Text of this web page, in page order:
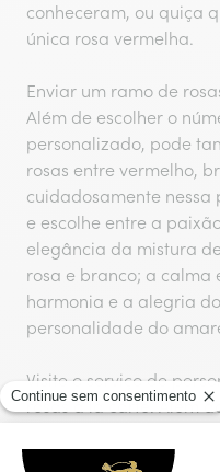
conheceram, ou quiça
única rosa vermelha.
Enviar um ramo de
Além de escolher o
personalizado, pode
rosas entre vermelho,
cuidadosamente nessa
e escolhe entre a
elegância da mistura
rosa e branco; a calma
harmonia e a alegria
personalidade do
Visite o serviço de
rosas à la carte. Além
desenhará na cara